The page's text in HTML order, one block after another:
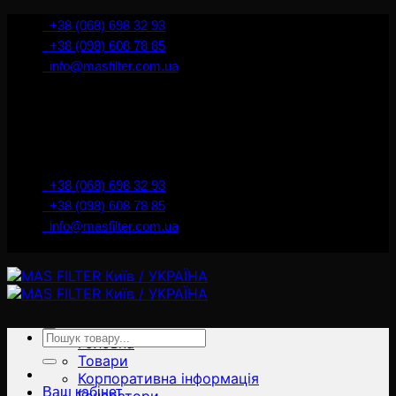
İçeriğe+38 (068) 698 32 93
+38 (098) 608 78 85
info@masfilter.com.ua
+38 (068) 698 32 93
+38 (098) 608 78 85
info@masfilter.com.ua
Головна
Товари
Корпоративна інформація
Ara:
Ваш кабінет